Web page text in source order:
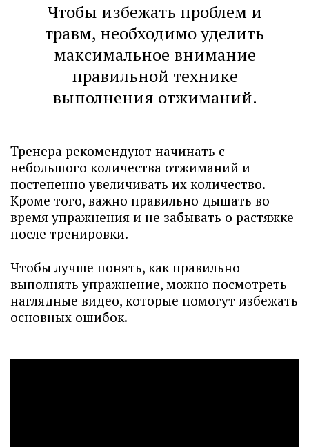
Чтобы избежать проблем и
травм, необходимо уделить
максимальное внимание
правильной технике
выполнения отжиманий.
Тренера рекомендуют начинать с
небольшого количества отжиманий и
постепенно увеличивать их количество.
Кроме того, важно правильно дышать во
время упражнения и не забывать о растяжке
после тренировки.
Чтобы лучше понять, как правильно
выполнять упражнение, можно посмотреть
наглядные видео, которые помогут избежать
основных ошибок.